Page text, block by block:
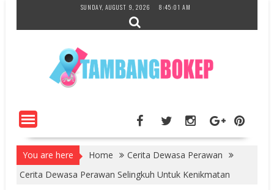
content
SUNDAY, AUGUST 9, 2026 8:45:02 AM
You are here Home
Cerita Dewasa Perawan
Cerita Dewasa Perawan Selingkuh Untuk Kenikmatan